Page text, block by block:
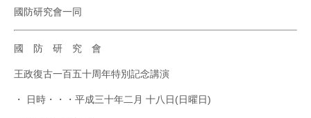
國防研究會一同
國 防 研 究 會
王政復古一百五十周年特別記念講演
・ 日時・・・平成三十年二月 十八日(日曜日)